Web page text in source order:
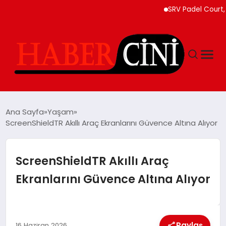
SRV Padel Court, 24
GÜNCEL
Ana Sayfa Yaşam
ScreenShieldTR Akıllı Araç Ekranlarını Güvence Altına Alıyor
ScreenShieldTR Akıllı Araç
Ekranlarını Güvence Altına Alıyor